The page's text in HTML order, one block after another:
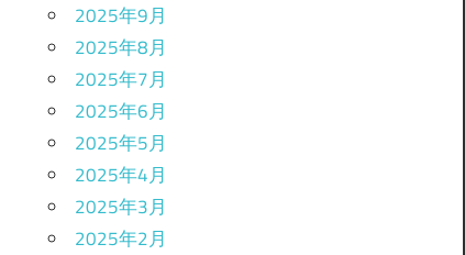
2025年9月
2025年8月
2025年7月
2025年6月
2025年5月
2025年4月
2025年3月
2025年2月